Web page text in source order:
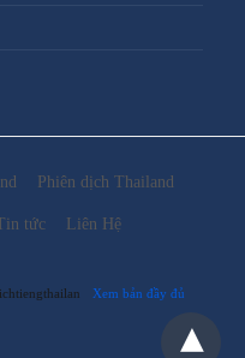
Phiên dịch Thailand
tức Liên Hệ
Xem bản đầy đủ